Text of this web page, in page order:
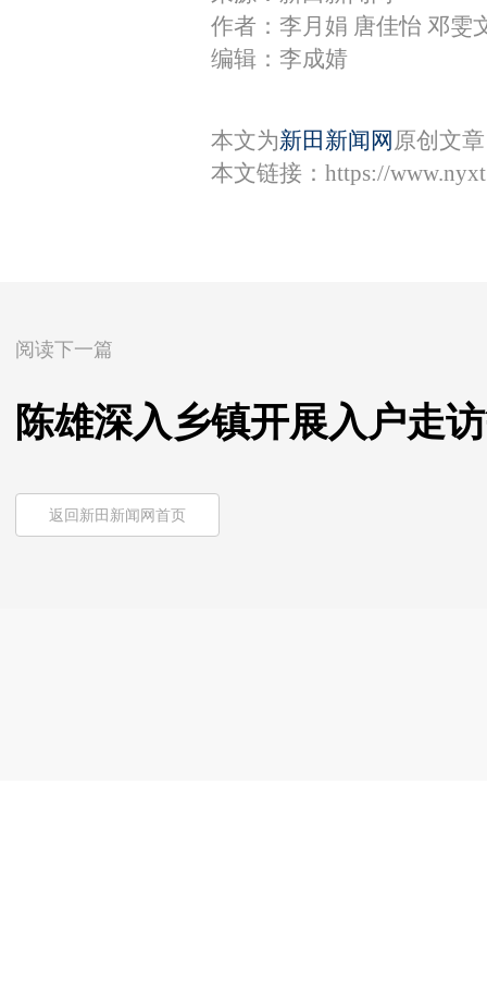
作者：李月娟 唐佳怡 邓雯
编辑：李成婧
本文为新田新闻网 原创文
本文链接： https://
阅读下一篇
陈雄深入乡镇开展入户走
返回新田新闻网首页